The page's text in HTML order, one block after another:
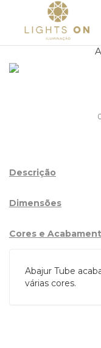
Descrição
Dimensões
Cores e
Abajur Tube
várias cores.